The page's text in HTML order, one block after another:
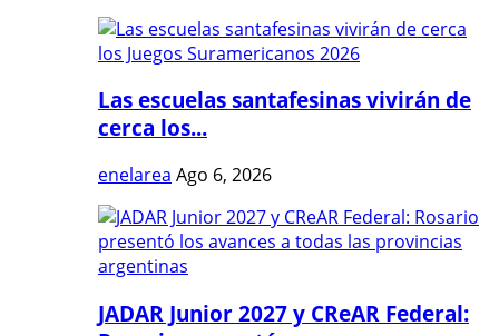
Las escuelas santafesinas vivirán de
cerca los...
enelarea Ago 6, 2026
JADAR Junior 2027 y CReAR Federal: